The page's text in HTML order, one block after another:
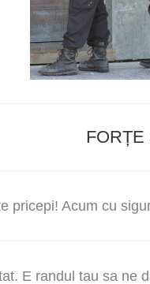
FORȚE
pricepi! Acum cu
E randul tau sa ne